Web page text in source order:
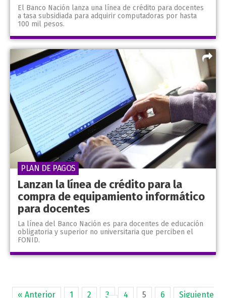
El Banco Nación lanza una línea de crédito para docentes
a tasa subsidiada para adquirir computadoras por hasta
100 mil pesos.
Lanzan la línea de crédito para la
compra de equipamiento informático
para docentes
La línea del Banco Nación es para docentes de educación
obligatoria y superior no universitaria que perciben el
FONID.
PLAN DE PAGOS
« Anterior 1 2 3 4 5 6
Siguiente